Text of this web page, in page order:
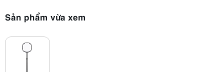
Sản phẩm vừa xem